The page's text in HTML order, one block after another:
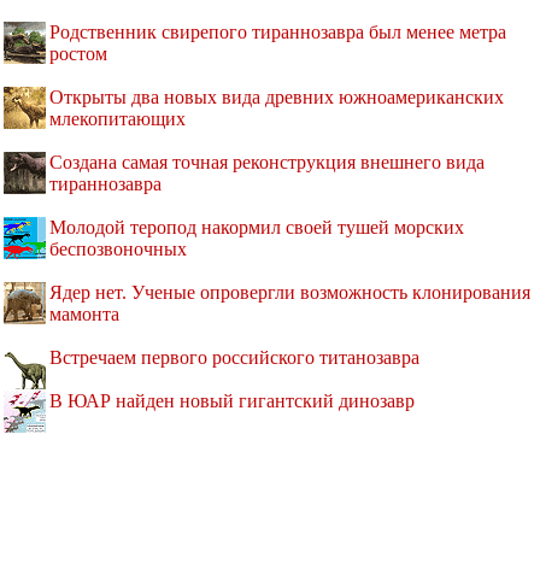
Родственник свирепого тираннозавра был менее метра
ростом
Открыты два новых вида древних южноамериканских
млекопитающих
Создана самая точная реконструкция внешнего вида
тираннозавра
Молодой теропод накормил своей тушей морских
беспозвоночных
Ядер нет. Ученые опровергли возможность клонирования
мамонта
Встречаем первого российского титанозавра
В ЮАР найден новый гигантский динозавр